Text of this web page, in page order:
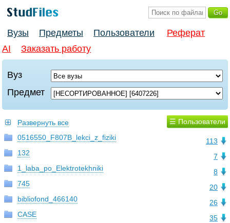
Вузы Предметы Пользователи
Реферат
AI
Заказать работу
Вуз
Предмет
☰ Пользователи
Развернуть все
113
0516550_F807B_lekci_z_fiziki
7
132
8
1_laba_po_Elektrotekhniki
20
745
26
bibliofond_466140
35
CASE